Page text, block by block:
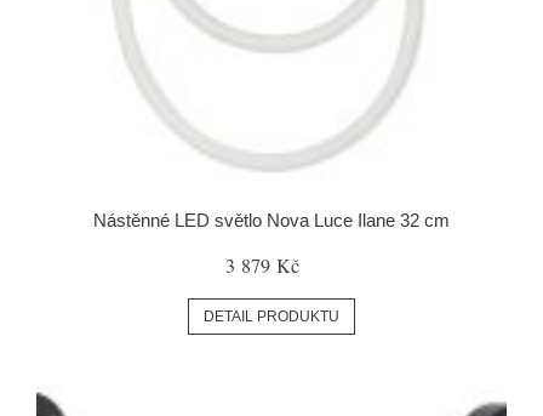
Nástěnné LED světlo Nova Luce Ilane 32 cm
3 879 Kč
DETAIL PRODUKTU